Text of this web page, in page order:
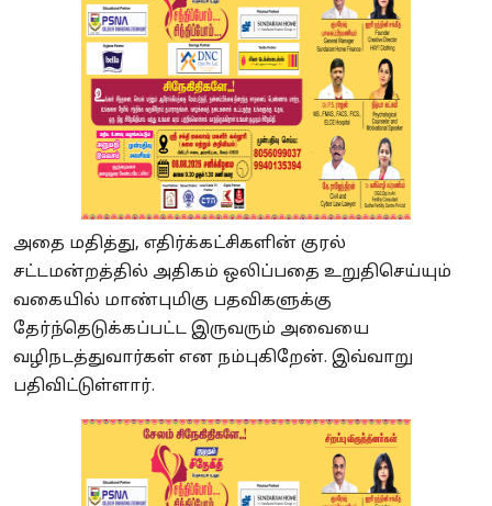
அதை மதித்து, எதிர்க்கட்சிகளின் குரல்
சட்டமன்றத்தில் அதிகம் ஒலிப்பதை உறுதிசெய்யும்
வகையில் மாண்புமிகு பதவிகளுக்கு
தேர்ந்தெடுக்கப்பட்ட இருவரும் அவையை
வழிநடத்துவார்கள் என நம்புகிறேன். இவ்வாறு
பதிவிட்டுள்ளார்.